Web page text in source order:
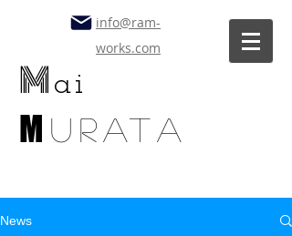
Mai
M uratA
info@ram-
works.com
News